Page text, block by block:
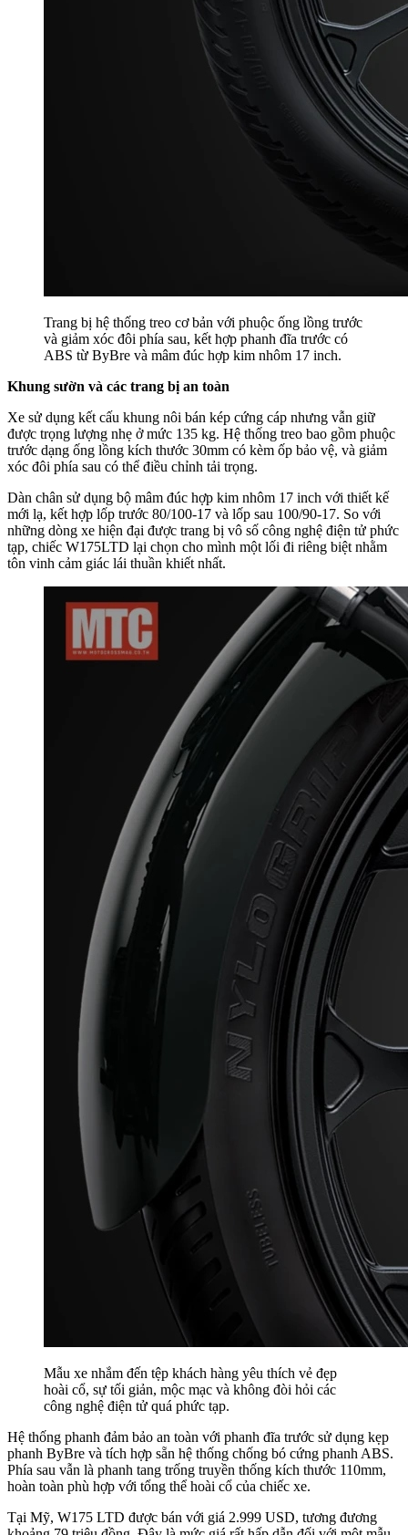
Trang bị hệ thống treo cơ bản với phuộc ống lồng trước
và giảm xóc đôi phía sau, kết hợp phanh đĩa trước có
ABS từ ByBre và mâm đúc hợp kim nhôm 17 inch.
Khung sườn và các trang bị an toàn
Xe sử dụng kết cấu khung nôi bán kép cứng cáp nhưng vẫn giữ
được trọng lượng nhẹ ở mức 135 kg. Hệ thống treo bao gồm phuộc
trước dạng ống lồng kích thước 30mm có kèm ốp bảo vệ, và giảm
xóc đôi phía sau có thể điều chỉnh tải trọng.
Dàn chân sử dụng bộ mâm đúc hợp kim nhôm 17 inch với thiết kế
mới lạ, kết hợp lốp trước 80/100-17 và lốp sau 100/90-17. So với
những dòng xe hiện đại được trang bị vô số công nghệ điện tử phức
tạp, chiếc W175LTD lại chọn cho mình một lối đi riêng biệt nhằm
tôn vinh cảm giác lái thuần khiết nhất.
Mẫu xe nhắm đến tệp khách hàng yêu thích vẻ đẹp
hoài cổ, sự tối giản, mộc mạc và không đòi hỏi các
công nghệ điện tử quá phức tạp.
Hệ thống phanh đảm bảo an toàn với phanh đĩa trước sử dụng kẹp
phanh ByBre và tích hợp sẵn hệ thống chống bó cứng phanh ABS.
Phía sau vẫn là phanh tang trống truyền thống kích thước 110mm,
hoàn toàn phù hợp với tổng thể hoài cổ của chiếc xe.
Tại Mỹ, W175 LTD được bán với giá 2.999 USD, tương đương